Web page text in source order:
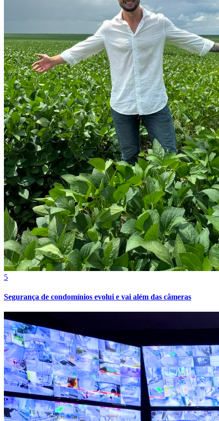
Vitória
Sport
5
Segurança de condomínios evolui e vai além das câmeras